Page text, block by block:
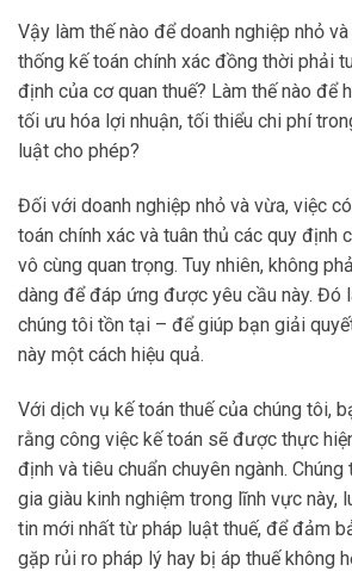
Vậy làm thế nào để doanh nghiệp nhỏ
thống kế toán chính xác đồng thời phải
định của cơ quan thuế? Làm thế nào để
tối ưu hóa lợi nhuận, tối thiểu chi phí
luật cho phép?
Đối với doanh nghiệp nhỏ và vừa, việc
toán chính xác và tuân thủ các quy định
vô cùng quan trọng. Tuy nhiên, không
dàng để đáp ứng được yêu cầu này. Đó
chúng tôi tồn tại – để giúp bạn giải
này một cách hiệu quả.
Với dịch vụ kế toán thuế của chúng tôi,
rằng công việc kế toán sẽ được thực
định và tiêu chuẩn chuyên ngành.
gia giàu kinh nghiệm trong lĩnh vực này,
tin mới nhất từ pháp luật thuế, để đảm
gặp rủi ro pháp lý hay bị áp thuế không